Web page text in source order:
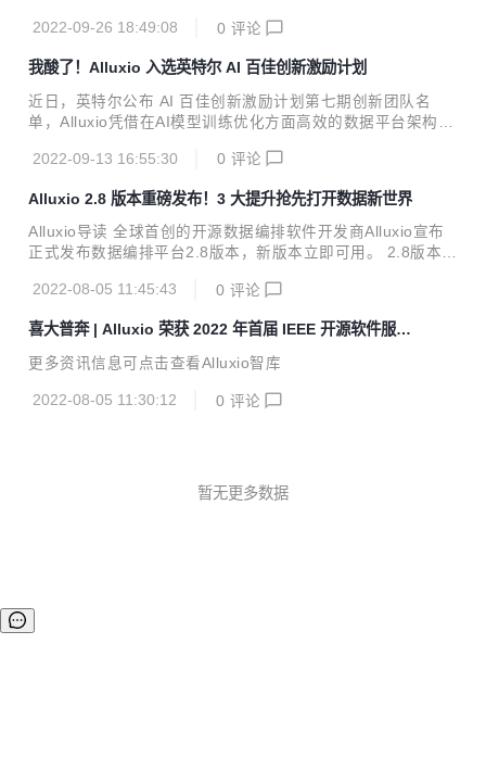
关键问题： 数据存储和跨区域的数据访问。 ...
源本科毕业于北京大学计算机系，随后在康奈尔大学攻读硕
立了Alluxio。 Alluxio自项目开源以来，已有超过来自300多个
组织机构的1200多位贡献者参与开发。目前，Alluxio的智能
数据分层和数据管理功能为金融服务、高科技、零售和电信等
代化数据服务的生产环境中得到验证，全球十大互联网公司中
2022-09-26 18:49:08 0 评论
我酸了！Alluxio 入选英特尔 AI 百佳创新激励计划
近日，英特尔公布 AI 百佳创新激励计划第七期创新团队名
单，Alluxio凭借在AI模型训练优化方面高效的数据平台架构，
涵盖大数据、智能制造、智慧零售、智慧城市、智慧金融、音
佳所加速的团队正式突破100家，具有里程碑式的意义。 英特
尔 AI 百佳创新激励计划自 2018 年成立以来，以组建AI生态
为核心，将AI技术赋能各行各业。英特尔一直秉承“科技至善”
件产品组合与计算集成平台，如酷睿处理器、至强可扩展处理
2022-09-13 16:55:30 0 评论
Alluxio 2.8 版本重磅发布！3 大提升抢先打开数据新世界
Alluxio导读 全球首创的开源数据编排软件开发商Alluxio宣布
正式发布数据编排平台2.8版本，新版本立即可用。 2.8版本增
能，对需要满足合规性和监管要求的敏感应用数据实现加密；
迁移或拷贝数据。 Alluxio 2.8新版本提高了S3 API的兼容性，
使得在大型数据平台上部署和管理Alluxio更简便。 此外，新
端加密，进一步增强了数据安全和管理。 对于使用不同服务
2022-08-05 11:45:43 0 评论
喜大普奔 | Alluxio 荣获 2022 年首届 IEEE 开源软件服务
奖
更多资讯信息可点击查看Alluxio智库
2022-08-05 11:30:12 0 评论
暂无更多数据